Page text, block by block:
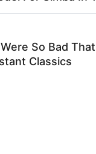
– Agência
de
Tavares
e
So Bad That
Classics